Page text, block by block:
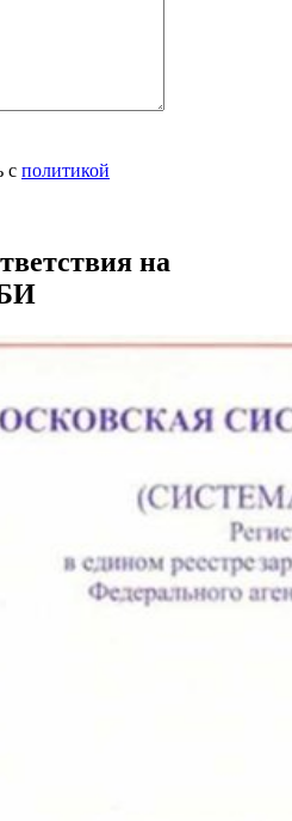
с политикой
на